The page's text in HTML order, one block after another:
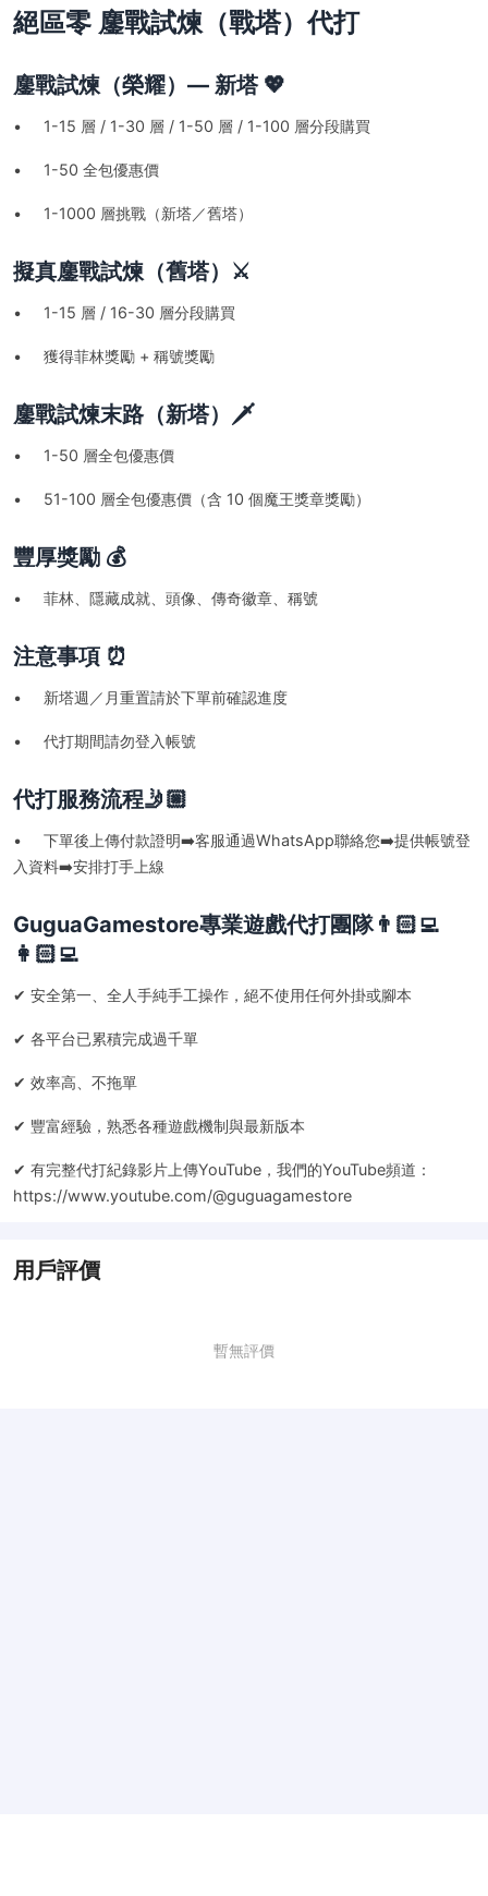
絕區零 鏖戰試煉（戰塔）代打
鏖戰試煉（榮耀）— 新塔 💖
• 1-15 層 / 1-30 層 / 1-50 層 / 1-100 層分段購買
• 1-50 全包優惠價
• 1-1000 層挑戰（新塔／舊塔）
擬真鏖戰試煉（舊塔）⚔️
• 1-15 層 / 16-30 層分段購買
• 獲得菲林獎勵 + 稱號獎勵
鏖戰試煉末路（新塔）🗡️
• 1-50 層全包優惠價
• 51-100 層全包優惠價（含 10 個魔王獎章獎勵）
豐厚獎勵 💰
• 菲林、隱藏成就、頭像、傳奇徽章、稱號
注意事項 ⏰
• 新塔週／月重置請於下單前確認進度
• 代打期間請勿登入帳號
代打服務流程🤳🏼
• 下單後上傳付款證明➡️客服通過WhatsApp聯絡您➡️提供帳號登
入資料➡️安排打手上線
GuguaGamestore專業遊戲代打團隊👨🏻‍💻
👩🏻‍💻
✔ 安全第一、全人手純手工操作，絕不使用任何外掛或腳本
✔ 各平台已累積完成過千單
✔ 效率高、不拖單
✔ 豐富經驗，熟悉各種遊戲機制與最新版本
✔ 有完整代打紀錄影片上傳YouTube，我們的YouTube頻道：
https://www.youtube.com/@guguagamestore
用戶評價
暫無評價